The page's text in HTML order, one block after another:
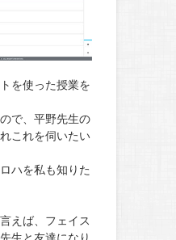
を使った授業を
で、平野先生の
これを伺いたい
ハを私も知りた
えば、フェイス
生と友達になり